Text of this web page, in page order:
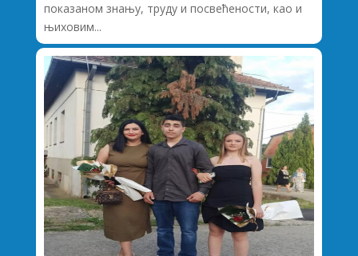
показаном знању, труду и посвећености, као и
њиховим...